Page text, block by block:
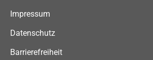
Impressum
Datenschutz
Barrierefreiheit